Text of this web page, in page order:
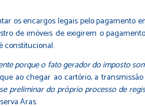
os encargos legais pelo pagamento
de imóveis de exigirem o
constitucional.
porque o fato gerador do imposto
ao chegar ao cartório, a transmissão
preliminar do próprio processo de
Aras.